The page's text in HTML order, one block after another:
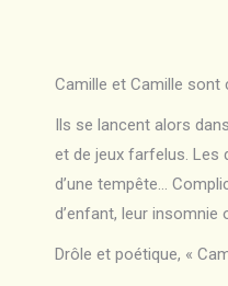
Camille et Camille sont
Ils se lancent alors
et de jeux farfelus. Les
d’une tempête…
d’enfant, leur
Drôle et poétique, «